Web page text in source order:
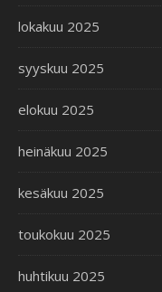
lokakuu 2025
syyskuu 2025
elokuu 2025
heinäkuu 2025
kesäkuu 2025
toukokuu 2025
huhtikuu 2025